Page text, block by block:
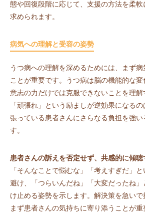
態や回復段階に応じて、支援の方法を柔
求められます。
病気への理解と受容の姿勢
うつ病への理解を深めるためには、まず
ことが重要です。うつ病は脳の機能的な変
意志の力だけでは克服できないことを理解
「頑張れ」という励ましが逆効果になる
張っている患者さんにさらなる負担を強
す。
患者さんの訴えを否定せず、共感的に傾聴
「そんなことで悩むな」「考えすぎだ」
避け、「つらいんだね」「大変だったね
け止める姿勢を示します。解決策を急いで
まず患者さんの気持ちに寄り添うことが重